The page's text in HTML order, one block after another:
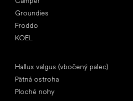
Groundies
Froddo
KOEL
Hallux valgus (vbočený palec)
Pätná ostroha
Ploché nohy